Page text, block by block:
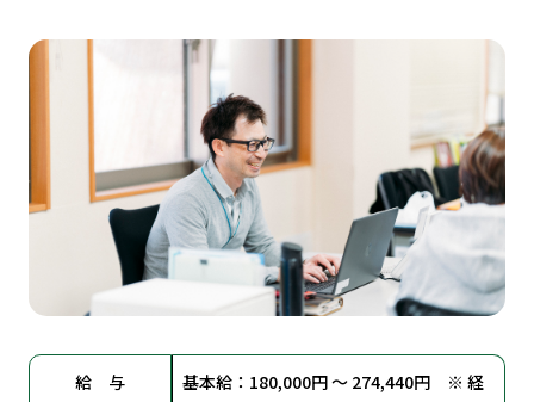
給 与
基本給：180,000円 ～ 274,440円 ※ 経